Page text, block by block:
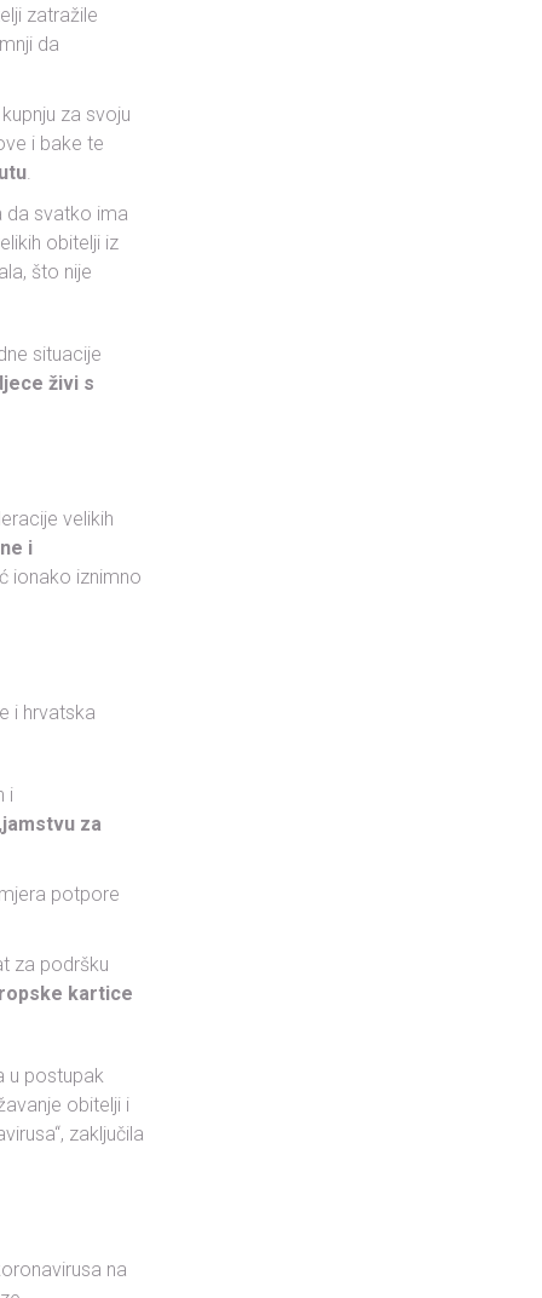
zatražile
da
za svoju
i bake te
.
da svatko ima
obitelji iz
što nije
situacije
živi s
velikih
i
ionako iznimno
i hrvatska
i
za
potpore
za podršku
kartice
u postupak
obitelji i
zaključila
na